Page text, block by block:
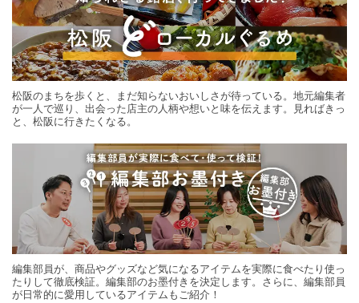
松阪のまちを歩くと、まだ知らないおいしさが待っている。地元編集者
が一人で巡り、出会った店主の人柄や想いと味を伝えます。見ればきっ
と、松阪に行きたくなる。
編集部員が、商品やグッズなど気になるアイテムを実際に食べたり使っ
たりして徹底検証。編集部のお墨付きを決定します。さらに、編集部員
が日常的に愛用しているアイテムもご紹介！